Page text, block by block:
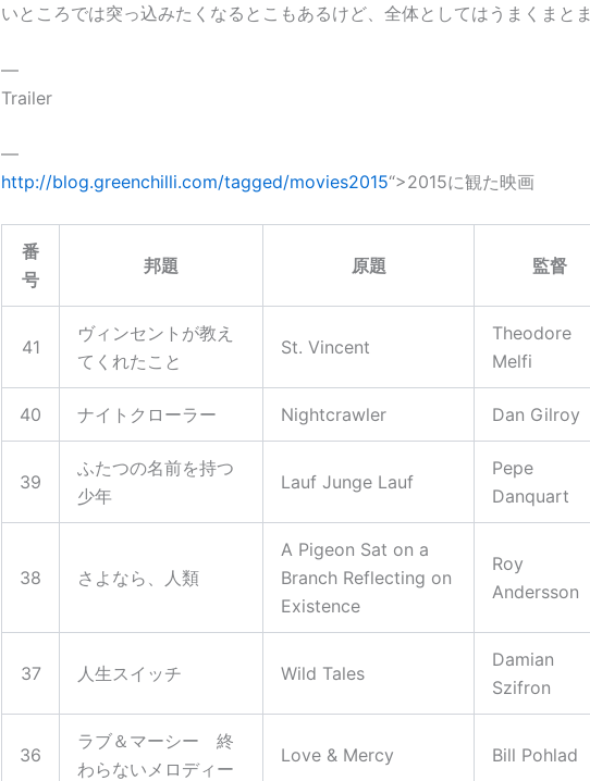
いところでは突っ込みたくなるとこもあるけど、全体としてはうまくまとま
—
Trailer
—
http://blog.greenchilli.com/tagged/movies2015“>2015に観た映画
番
号
邦題 原題 監督
41
ヴィンセントが教え
てくれたこと
St. Vincent
Theodore
Melfi
40 ナイトクローラー Nightcrawler Dan Gilroy
39
ふたつの名前を持つ
少年
Lauf Junge Lauf
Pepe
Danquart
38 さよなら、人類
A Pigeon Sat on a
Branch Reflecting on
Existence
Roy
Andersson
37 人生スイッチ Wild Tales
Damian
Szifron
36
ラブ＆マーシー 終
わらないメロディー
Love & Mercy Bill Pohlad